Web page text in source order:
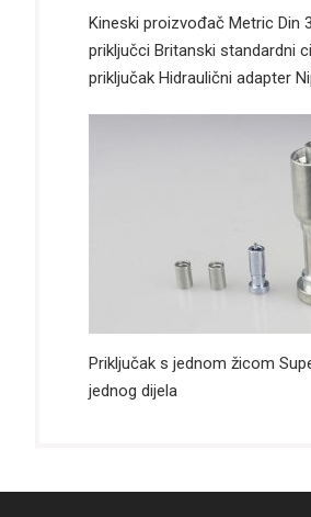
Kineski proizvođač Metric Din
priključci Britanski standardni
priključak Hidraulični adapter
Priključak s jednom žicom
jednog dijela